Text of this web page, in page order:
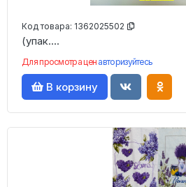
Код товара: 1362025502
(упак....
Для просмотра цен авторизуйтесь
В корзину